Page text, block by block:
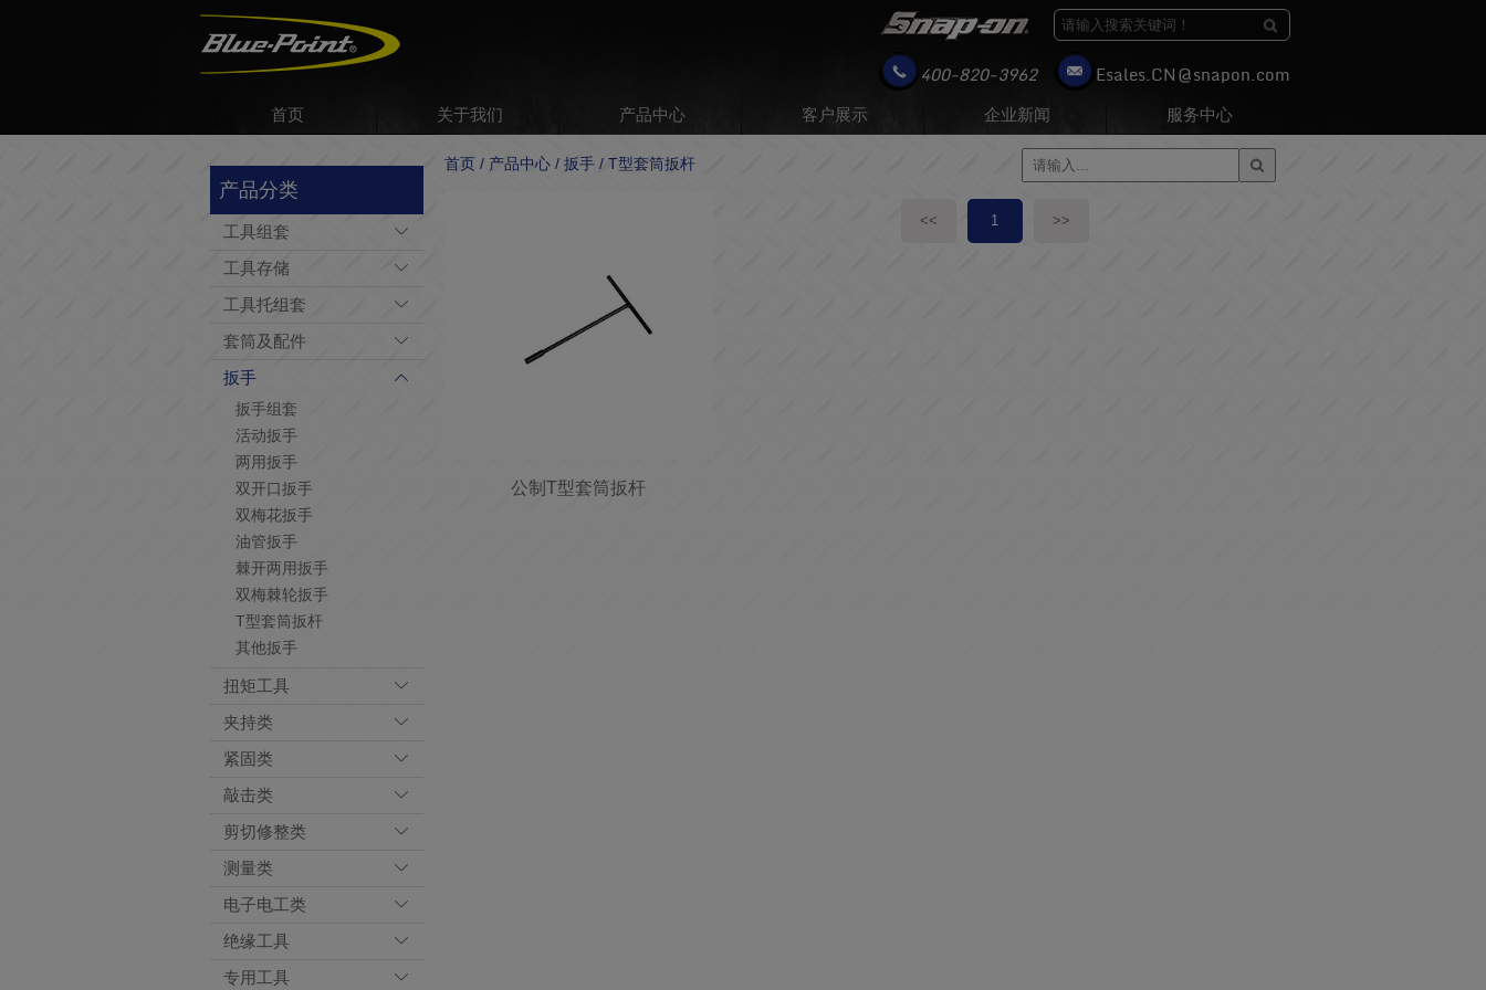
400-820-3962
moc.nopans@NC.selasE
首页
关于我们 产品中心 客户展示 企业新闻 服务中心
产品分类
工具组套
工具存储
工具托组套
套筒及配件
扳手
扳手组套
活动扳手
两用扳手
双开口扳手
双梅花扳手
油管扳手
棘开两用扳手
双梅棘轮扳手
T型套筒扳杆
其他扳手
扭矩工具
夹持类
紧固类
敲击类
剪切修整类
测量类
电子电工类
绝缘工具
专用工具
首页 / 产品中心 / 扳手 / T型套筒扳杆
公制T型套筒扳杆
<< 1 >>